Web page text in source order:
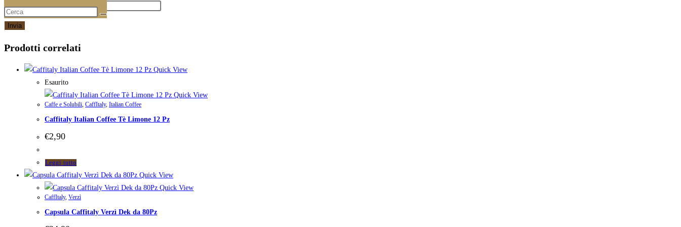
Email*
Prodotti correlati
Quick View
Esaurito
Quick View
Caffe e Solubili CaffItaly, Italian Coffee
Caffitaly Italian Coffee Tè Limone 12 Pz
€2,90
Leggi tutto
Quick View
Quick View
CaffItaly, Verzì
Capsula Caffitaly Verzì Dek da 80Pz